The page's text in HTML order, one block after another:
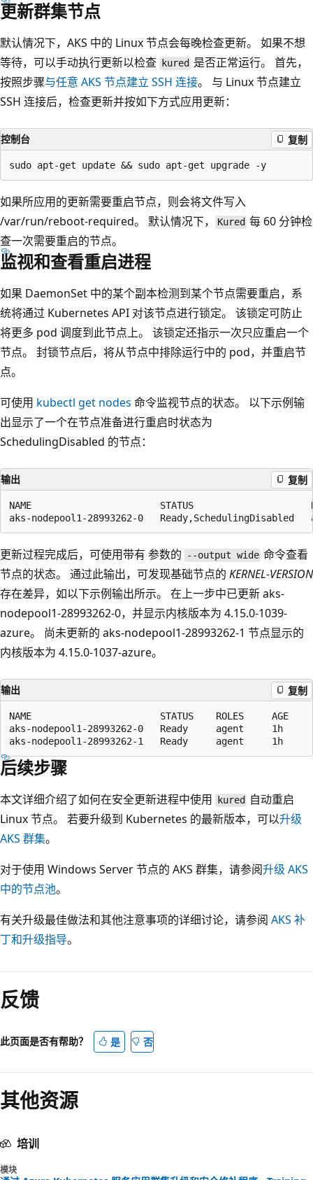
更新群集节点
默认情况下，AKS 中的 Linux 节点会每晚检查更新。 如果不想
等待，可以手动执行更新以检查
kured 是否正常运行。 首先，
按照步骤与任意 AKS 节点建立 SSH 连接。 与 Linux 节点建立
SSH 连接后，检查更新并按如下方式应用更新：
控制台 复制
如果所应用的更新需要重启节点，则会将文件写入
/var/run/reboot-required。 默认情况下， Kured 每 60 分钟检
查一次需要重启的节点。
监视和查看重启进程
如果 DaemonSet 中的某个副本检测到某个节点需要重启，系
统将通过 Kubernetes API 对该节点进行锁定。 该锁定可防止
将更多 pod 调度到此节点上。 该锁定还指示一次只应重启一个
节点。 封锁节点后，将从节点中排除运行中的 pod，并重启节
点。
可使用 kubectl get nodes 命令监视节点的状态。 以下示例输
出显示了一个在节点准备进行重启时状态为
SchedulingDisabled 的节点：
输出 复制
NAME                       STATUS
更新过程完成后，可使用带有 参数的 --output wide 命令查看
节点的状态。 通过此输出，可发现基础节点的 KERNEL-VERSION
存在差异，如以下示例输出所示。 在上一步中已更新 aks-
nodepool1-28993262-0，并显示内核版本为 4.15.0-1039-
azure。 尚未更新的 aks-nodepool1-28993262-1 节点显示的
内核版本为 4.15.0-1037-azure。
输出 复制
NAME                       STATUS    ROLES     AGE
aks-nodepool1-28993262-0   Ready     agent     1h
后续步骤
本文详细介绍了如何在安全更新进程中使用 kured
自动重启
Linux 节点。 若要升级到 Kubernetes 的最新版本，可以升级
AKS 群集。
对于使用 Windows Server 节点的 AKS 群集，请参阅升级 AKS
中的节点池。
有关升级最佳做法和其他注意事项的详细讨论，请参阅 AKS 补
丁和升级指导。
反馈
此页面是否有帮助？ 是 否
其他资源
培训
模块